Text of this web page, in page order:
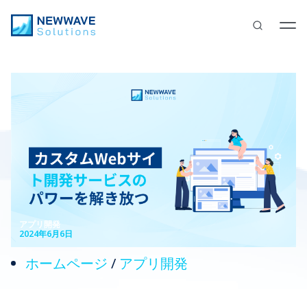
アプリ開発
2024年6月6日
ホームページ / アプリ開発